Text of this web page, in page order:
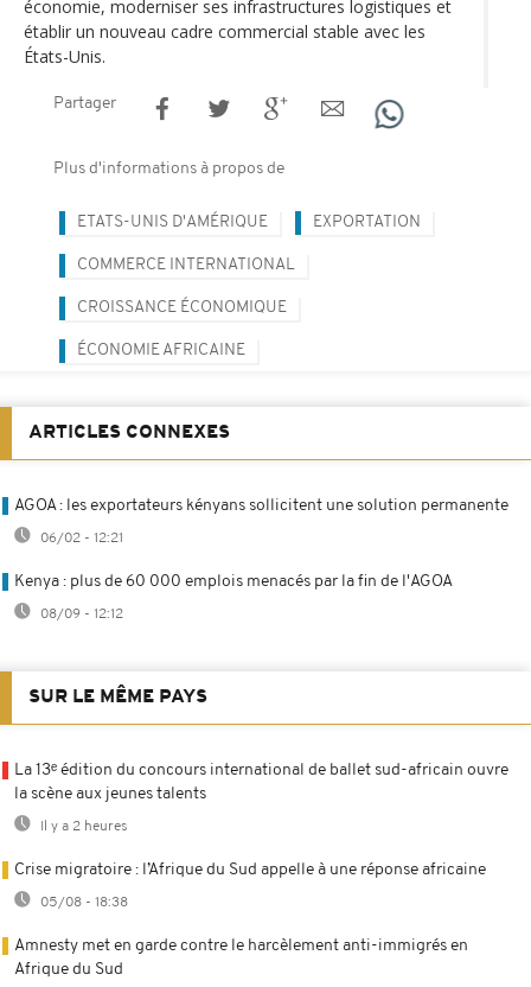
économie, moderniser ses infrastructures logistiques et
établir un nouveau cadre commercial stable avec les
États-Unis.
Partager
Plus d'informations à propos de
ETATS-UNIS D'AMÉRIQUE EXPORTATION
COMMERCE INTERNATIONAL
CROISSANCE ÉCONOMIQUE
ÉCONOMIE AFRICAINE
ARTICLES CONNEXES
AGOA : les exportateurs kényans sollicitent une solution permanente
06/02 - 12:21
Kenya : plus de 60 000 emplois menacés par la fin de l'AGOA
08/09 - 12:12
SUR LE MÊME PAYS
La 13ᵉ édition du concours international de ballet sud-africain ouvre
la scène aux jeunes talents
Il y a 2 heures
Crise migratoire : l’Afrique du Sud appelle à une réponse africaine
05/08 - 18:38
Amnesty met en garde contre le harcèlement anti-immigrés en
Afrique du Sud